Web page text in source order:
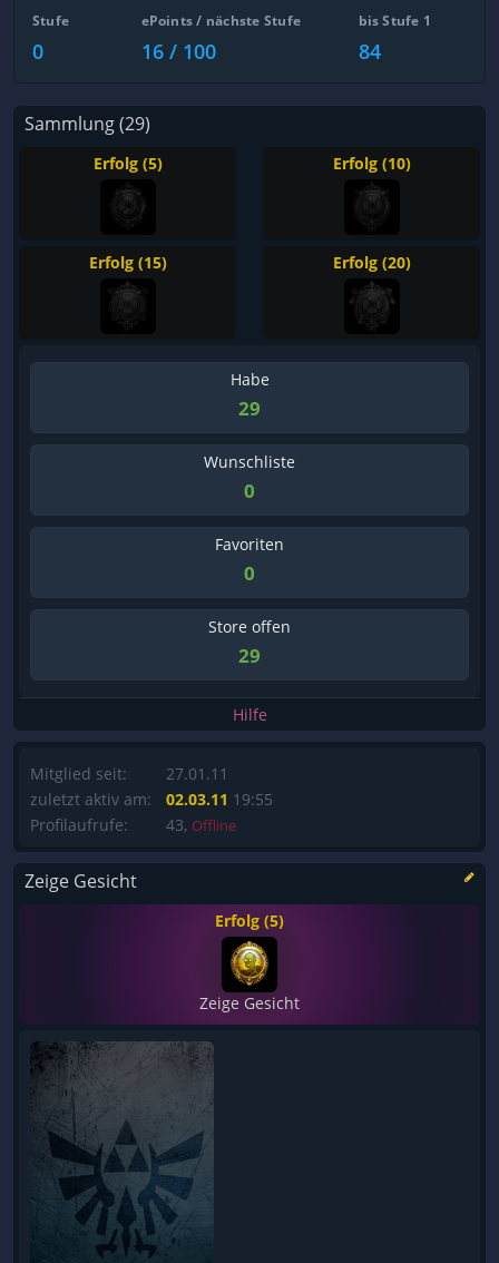
Stufe
0
ePoints / nächste Stufe
16 / 100
bis Stufe 1
84
Sammlung (29)
Erfolg (5) Erfolg (10)
Erfolg (15) Erfolg (20)
Habe
29
Wunschliste
0
Favoriten
0
Store offen
29
Hilfe
Mitglied seit:
zuletzt aktiv am:
Profilaufrufe:
27.01.11
02.03.11 19:55
43, Offline
Zeige Gesicht
Erfolg (5)
Zeige Gesicht